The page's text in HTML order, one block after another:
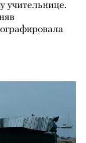
учительнице.